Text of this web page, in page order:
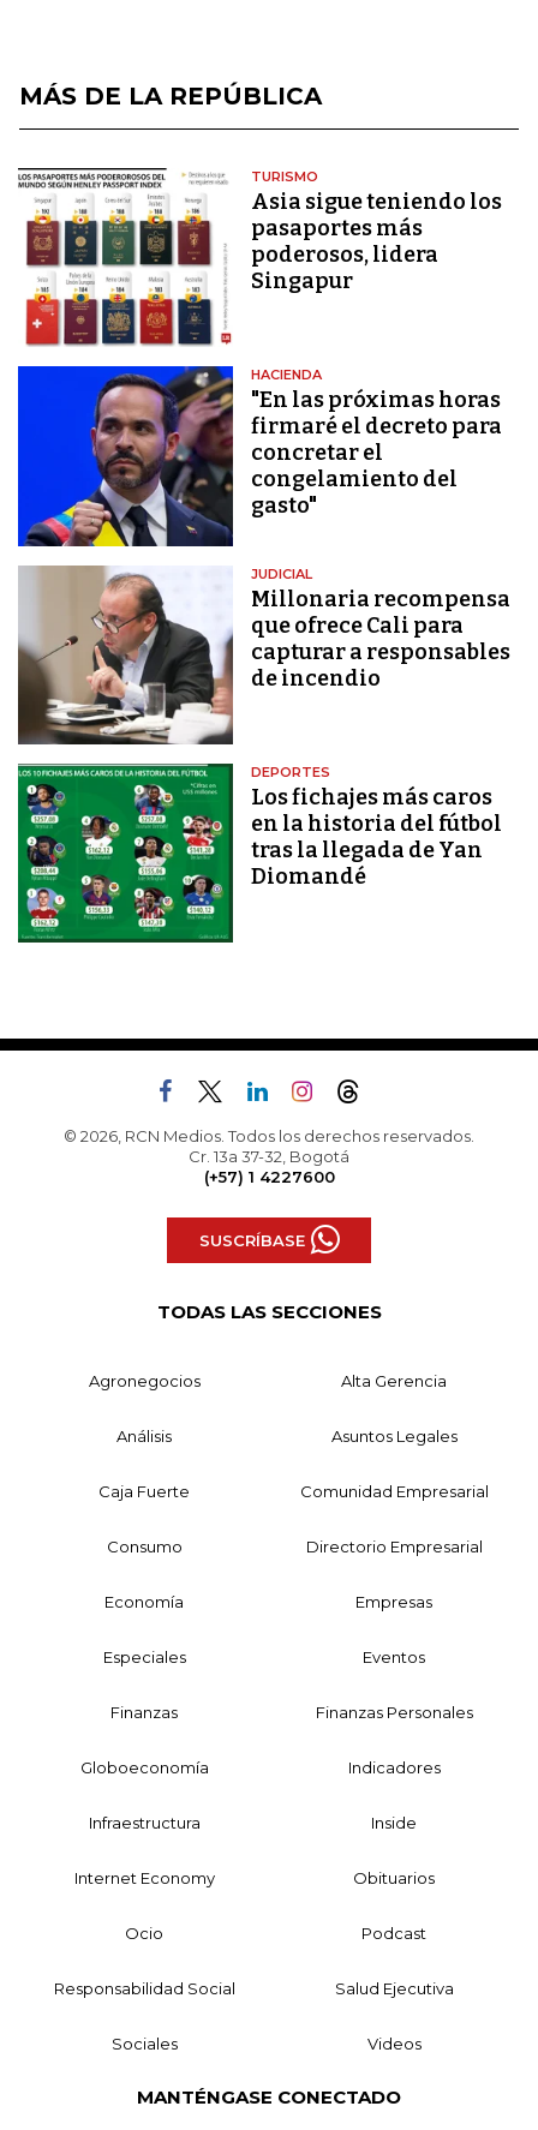
MÁS DE LA REPÚBLICA
TURISMO
Asia sigue teniendo los
pasaportes más
poderosos, lidera
Singapur
HACIENDA
"En las próximas horas
firmaré el decreto para
concretar el
congelamiento del
gasto"
JUDICIAL
Millonaria recompensa
que ofrece Cali para
capturar a responsables
de incendio
DEPORTES
Los fichajes más caros
en la historia del fútbol
tras la llegada de Yan
Diomandé
© 2026, RCN Medios. Todos los derechos reservados.
Cr. 13a 37-32, Bogotá
(+57) 1 4227600
SUSCRÍBASE
TODAS LAS SECCIONES
Agronegocios Alta Gerencia
Análisis Asuntos Legales
Caja Fuerte Comunidad Empresarial
Consumo Directorio Empresarial
Economía Empresas
Especiales Eventos
Finanzas Finanzas Personales
Globoeconomía Indicadores
Infraestructura Inside
Internet Economy Obituarios
Ocio Podcast
Responsabilidad Social Salud Ejecutiva
Sociales Videos
MANTÉNGASE CONECTADO